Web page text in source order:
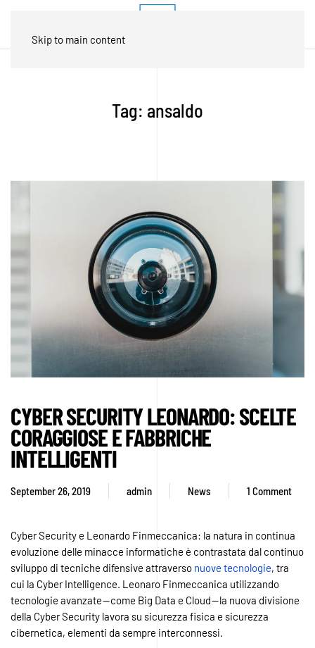
Skip to main content
Tag: ansaldo
CYBER SECURITY LEONARDO: SCELTE
CORAGGIOSE E FABBRICHE
INTELLIGENTI
September 26, 2019 admin News 1 Comment
on
Security
Leonardo:
scelte
coraggiose
Cyber Security e Leonardo Finmeccanica: la natura in continua
evoluzione delle minacce informatiche è contrastata dal continuo
sviluppo di tecniche difensive attraverso nuove tecnologie, tra
cui la Cyber ​​Intelligence. Leonaro Finmeccanica utilizzando
tecnologie avanzate — come Big Data e Cloud — la nuova divisione
della Cyber Security lavora su sicurezza fisica e sicurezza
cibernetica, elementi da sempre interconnessi.